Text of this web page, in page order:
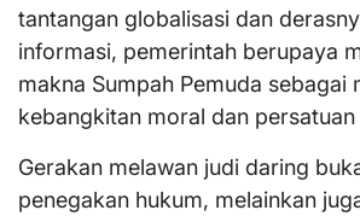
tantangan globalisasi dan
informasi, pemerintah berupaya
makna Sumpah Pemuda sebagai
kebangkitan moral dan persatuan
Gerakan melawan judi daring
penegakan hukum, melainkan